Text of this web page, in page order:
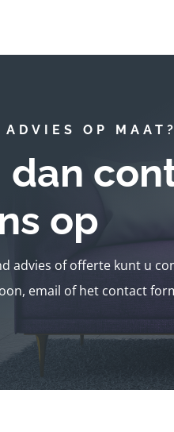
OP MAAT?
dan
op
advies of offerte kunt u
email of het contact